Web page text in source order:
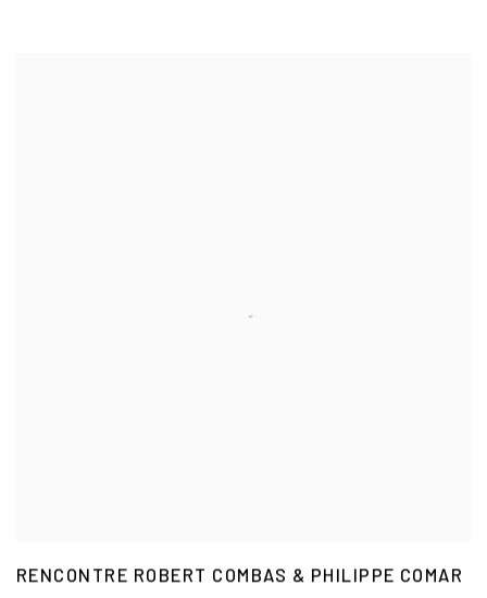
RENCONTRE ROBERT COMBAS & PHILIPPE COMAR